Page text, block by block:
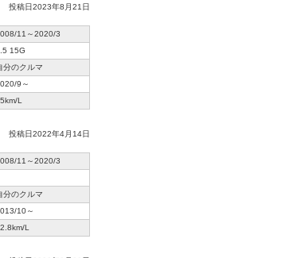
投稿日2023年8月21日
11～2020/3
15G
分のクルマ
9～
L
投稿日2022年4月14日
11～2020/3
分のクルマ
10～
L